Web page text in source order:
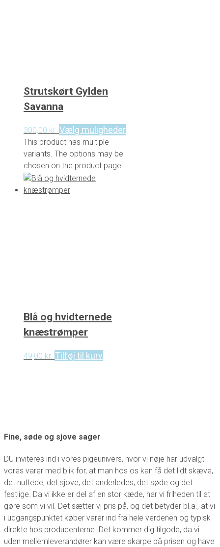
Strutskørt Gylden
Savanna
300,00 kr. Vælg muligheder
This product has multiple
variants. The options may be
chosen on the product page
Blå og hvidternede
knæstrømper
49,00 kr. Tilføj til kurv
Fine, søde og sjove sager
DU inviteres ind i vores pigeunivers, hvor vi nøje har udvalgt
vores varer med blik for, at man hos os kan få det lidt skæve,
det nuttede, det sjove, det anderledes, det søde og det
festlige. Da vi ikke er del af en stor kæde, har vi friheden til at
gøre som vi vil. Det sætter vi pris på, og det betyder bl.a., at vi
i udgangspunktet køber varer ind fra hele verdenen og typisk
direkte hos producenterne. Det kommer dig tilgode, da vi
uden mellemleverandører kan være skarpe på prisen og have